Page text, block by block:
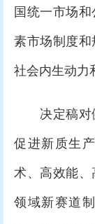
国统一市场
素市场制度
社会内生动力
决定稿对健
促进新质生
术、高效能
领域新赛道